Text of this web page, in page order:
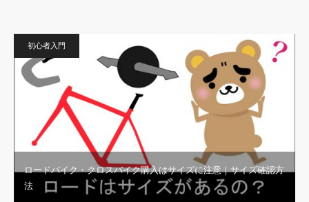
初心者入門
ロードバイク・クロスバイク購入はサイズに注意｜サイズ確認方
法